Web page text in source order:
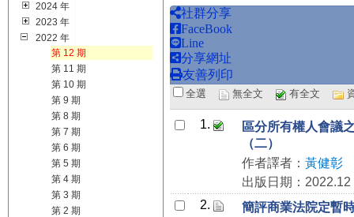
2024 年
2023 年
2022 年
第 12 期
第 11 期
第 10 期
第 9 期
第 8 期
第 7 期
第 6 期
第 5 期
第 4 期
第 3 期
第 2 期
社群分享
FaceBook
Line
分享網址
友善列印
全選 無全文 有全文
1.
區分所有權人會議
（二）
作者譯者： 黃健彰
出版日期：2022.12
2.
簡評商業法院定暫